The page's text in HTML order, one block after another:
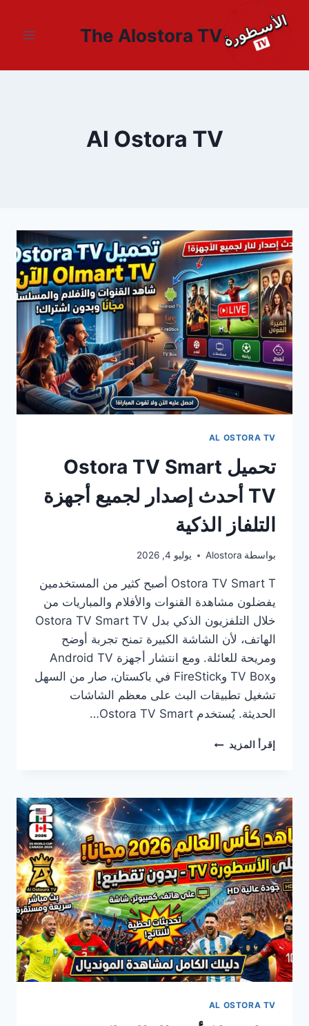
المحتوى
The Alostora TV
Al Ostora TV
AL OSTORA TV
تحميل Ostora TV Smart
TV أحدث إصدار لجميع أجهزة
التلفاز الذكية
بواسطة Alostora يوليو 4, 2026
Ostora TV Smart T أصبح كثير من المستخدمين
يفضلون مشاهدة القنوات والأفلام والمباريات من
خلال التلفزيون الذكي بدل Ostora TV Smart TV
الهاتف، لأن الشاشة الكبيرة تمنح تجربة أوضح
ومريحة للعائلة. ومع انتشار أجهزة Android TV
وTV Box وFireStick في باكستان، صار من السهل
تشغيل تطبيقات البث على معظم الشاشات
الحديثة. يُستخدم Ostora TV Smart…
إقرأ المزيد تحميل
TV
أحدث
إصدار
لجميع
أجهزة
التلفاز
الذكية
AL OSTORA TV